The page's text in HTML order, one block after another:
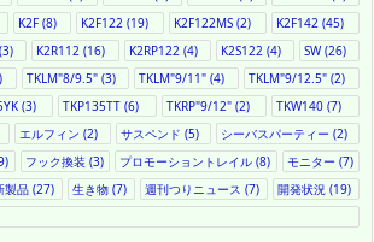
K2F(8) K2F122 (19) K2F122MS (2) K2F142 (45)
(3) K2R112 (16) K2RP122 (4) K2S122 (4) SW(26)
TKLM"8/9.5"(3) TKLM"9/11" (4) TKLM"9/12.5" (2)
(3) TKP135TT (6) TKRP"9/12"(2) TKW140 (7)
エルフィン (2) サスペンド (5) シーバスパーティー (2)
フック換装(3) プロモーショントレイル (8) モニター (7)
製品 (27) 生き物 (7) 週刊つりニュース (7) 開発状況 (19)